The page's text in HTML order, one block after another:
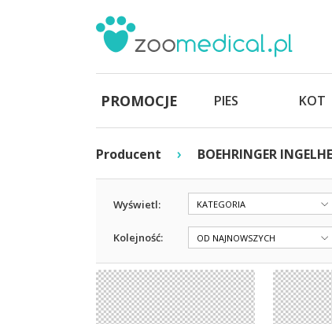
PROMOCJE PIES KOT
Producent › BOEHRINGER
Wyświetl: KATEGORIA
Kolejność: OD NAJNOWSZYCH